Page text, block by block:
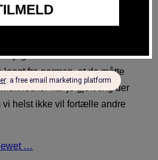
tingene, som de er og bruger
jeg følte at karaktererne
fra normen, at de måtte
har jo gjort ting der
helst ikke vil fortælle andre
…